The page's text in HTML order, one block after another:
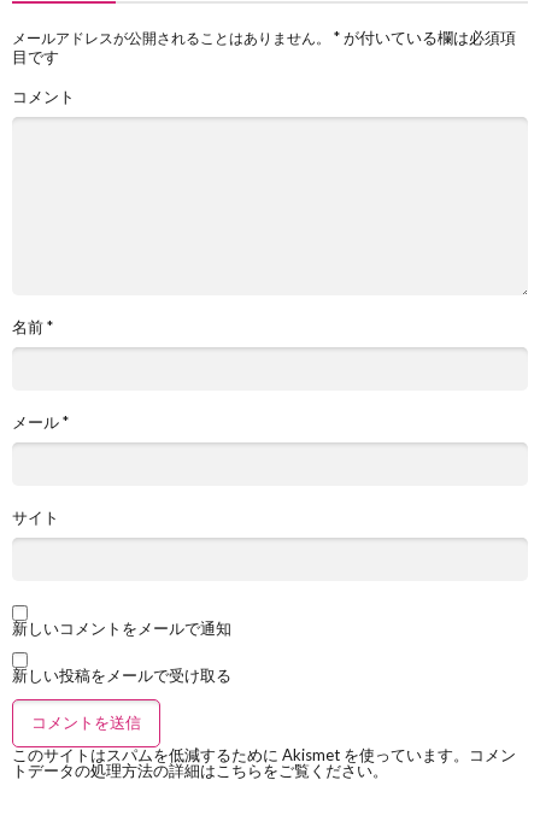
メールアドレスが公開されることはありません。 *が付いている欄は必須項
目です
コメント
名前*
メール*
サイト
新しいコメントをメールで通知
新しい投稿をメールで受け取る
このサイトはスパムを低減するために Akismet を使っています。
コメン
トデータの処理方法の詳細はこちらをご覧ください。